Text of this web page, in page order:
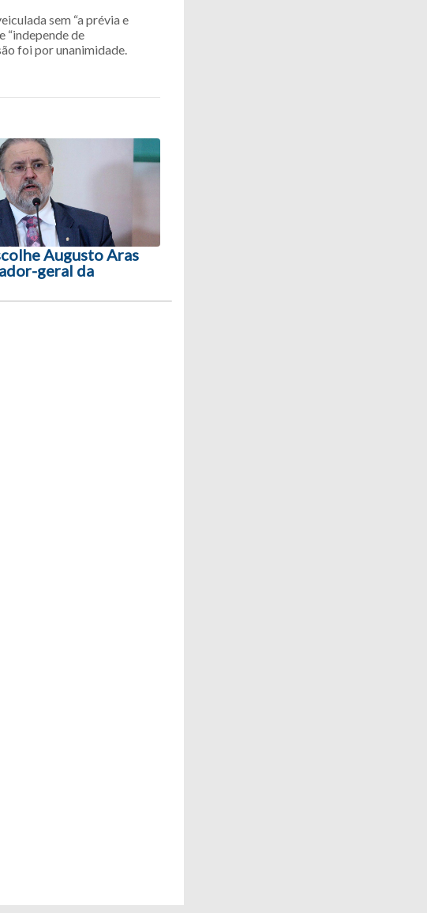
sem “a prévia e
“independe de
foi por unanimidade.
Augusto Aras
geral da